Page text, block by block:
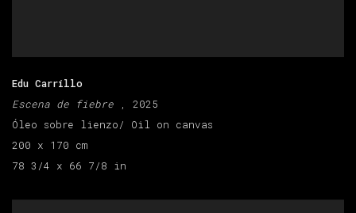
Edu Carrillo
Escena de fiebre
, 2025
Óleo sobre lienzo/ Oil on canvas
200 x 170 cm
78 3/4 x 66 7/8 in